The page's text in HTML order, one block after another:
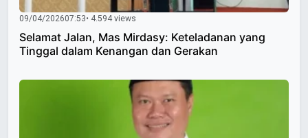
09/04/202607:53• 4.594 views
Selamat Jalan, Mas Mirdasy: Keteladanan yang
Tinggal dalam Kenangan dan Gerakan